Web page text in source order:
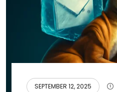
SEPTEMBER 12, 2025